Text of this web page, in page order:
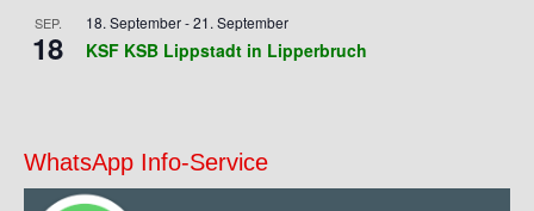
SEP.
18
18. September-21. September
KSF KSB Lippstadt in Lipperbruch
WhatsApp Info-Service